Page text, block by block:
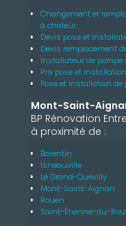
Changement et
à chaleur
Devis pose et
Devis remplacement
Installateur de pompe
Prix pose et
Pose et installation
Mont-Saint-
BP Rénovation
à proximité de :
Barentin
Isneauville
Le Grand-Quevilly
Mont-Saint-Aignan
Rouen
Saint-Étienne-du-